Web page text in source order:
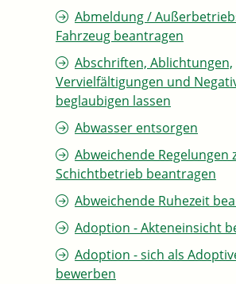
Abmeldung /
Fahrzeug beantragen
Abschriften, Ablichtungen,
Vervielfältigungen und
beglaubigen lassen
Abwasser entsorgen
Abweichende Regelungen
Schichtbetrieb beantragen
Abweichende Ruhezeit
Adoption - Akteneinsicht
Adoption - sich als
bewerben